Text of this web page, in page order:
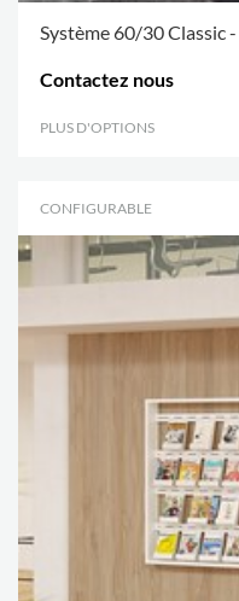
Système 60/30 Classic
Contactez nous
PLUS D'OPTIONS
CONFIGURABLE